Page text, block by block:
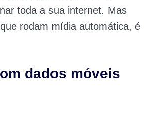
toda a sua internet. Mas
rodam mídia automática, é
dados móveis